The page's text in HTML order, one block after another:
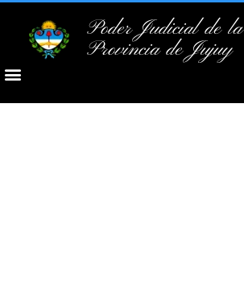
Poder Judicial de la
Provincia de Jujuy